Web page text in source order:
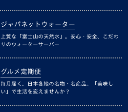
ジャパネットウォーター
上質な「富士山の天然水」。安心・安全、こだわ
りのウォーターサーバー
グルメ定期便
毎月届く、日本各地の名物・名産品。「美味し
い」で生活を変えませんか？